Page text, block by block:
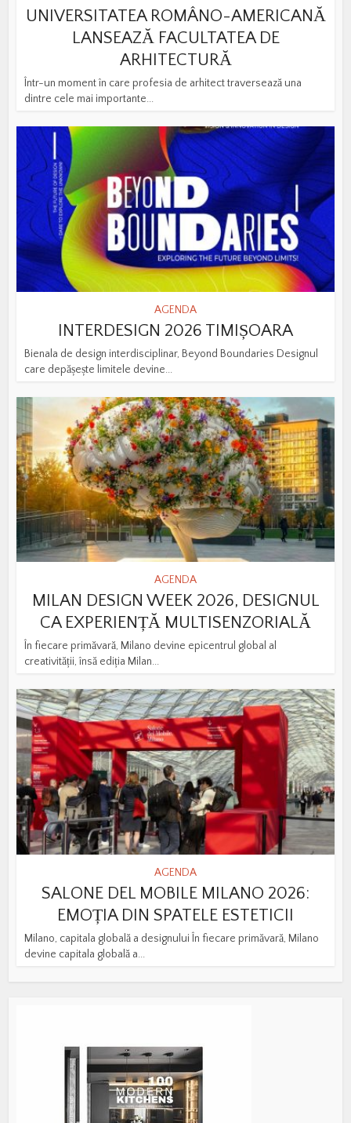
UNIVERSITATEA ROMÂNO-AMERICANĂ
LANSEAZĂ FACULTATEA DE
ARHITECTURĂ
Într-un moment în care profesia de arhitect traversează una
dintre cele mai importante...
AGENDA
INTERDESIGN 2026 TIMIȘOARA
Bienala de design interdisciplinar, Beyond Boundaries Designul
care depășește limitele devine...
AGENDA
MILAN DESIGN WEEK 2026, DESIGNUL
CA EXPERIENȚĂ MULTISENZORIALĂ
În fiecare primăvară, Milano devine epicentrul global al
creativității, însă ediția Milan...
AGENDA
SALONE DEL MOBILE MILANO 2026:
EMOȚIA DIN SPATELE ESTETICII
Milano, capitala globală a designului În fiecare primăvară, Milano
devine capitala globală a...